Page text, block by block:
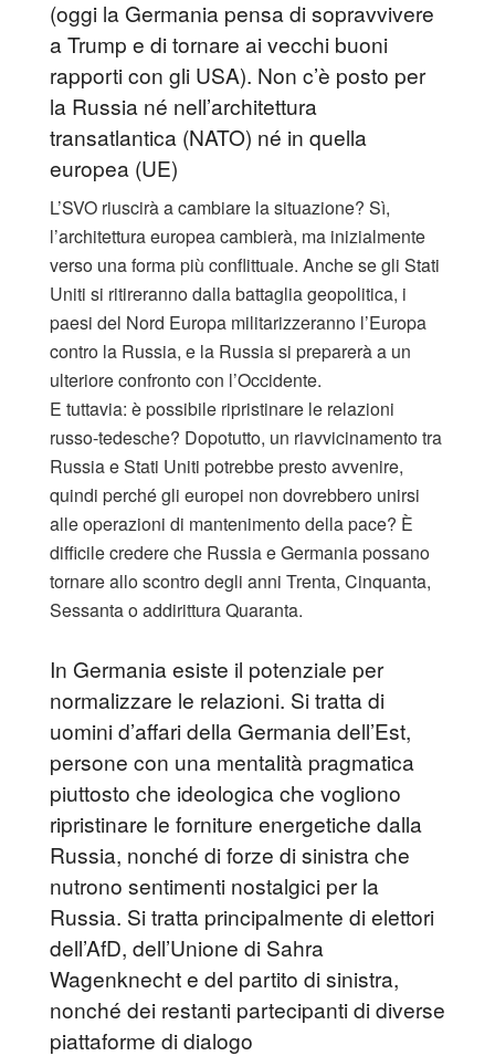
(oggi la Germania pensa di sopravvivere
a Trump e di tornare ai vecchi buoni
rapporti con gli USA). Non c’è posto per
la Russia né nell’architettura
transatlantica (NATO) né in quella
europea (UE)
L’SVO riuscirà a cambiare la situazione? Sì,
l’architettura europea cambierà, ma inizialmente
verso una forma più conflittuale. Anche se gli Stati
Uniti si ritireranno dalla battaglia geopolitica, i
paesi del Nord Europa militarizzeranno l’Europa
contro la Russia, e la Russia si preparerà a un
ulteriore confronto con l’Occidente.
E tuttavia: è possibile ripristinare le relazioni
russo-tedesche? Dopotutto, un riavvicinamento tra
Russia e Stati Uniti potrebbe presto avvenire,
quindi perché gli europei non dovrebbero unirsi
alle operazioni di mantenimento della pace? È
difficile credere che Russia e Germania possano
tornare allo scontro degli anni Trenta, Cinquanta,
Sessanta o addirittura Quaranta.
In Germania esiste il potenziale per
normalizzare le relazioni. Si tratta di
uomini d’affari della Germania dell’Est,
persone con una mentalità pragmatica
piuttosto che ideologica che vogliono
ripristinare le forniture energetiche dalla
Russia, nonché di forze di sinistra che
nutrono sentimenti nostalgici per la
Russia. Si tratta principalmente di elettori
dell’AfD, dell’Unione di Sahra
Wagenknecht e del partito di sinistra,
nonché dei restanti partecipanti di diverse
piattaforme di dialogo